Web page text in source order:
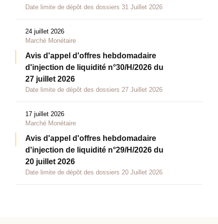
Date limite de dépôt des dossiers 31 Juillet 2026
24 juillet 2026
Marché Monétaire
Avis d'appel d'offres hebdomadaire
d'injection de liquidité n°30/H/2026 du
27 juillet 2026
Date limite de dépôt des dossiers 27 Juillet 2026
17 juillet 2026
Marché Monétaire
Avis d'appel d'offres hebdomadaire
d'injection de liquidité n°29/H/2026 du
20 juillet 2026
Date limite de dépôt des dossiers 20 Juillet 2026